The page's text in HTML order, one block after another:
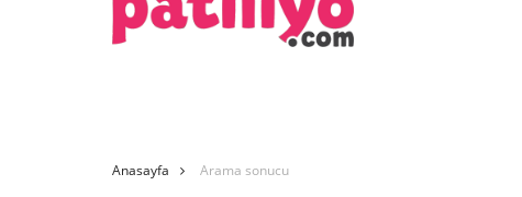
Anasayfa Arama sonucu